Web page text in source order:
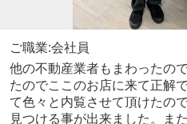
ご職業:会社員
他の不動産業者もまわったの
たのでここのお店に来て正解
て色々と内覧させて頂けたの
見つける事が出来ました。ま